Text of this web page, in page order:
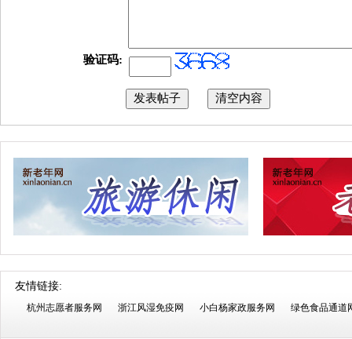
验证码:
友情链接:
杭州志愿者服务网 浙江风湿免疫网 小白杨家政服务网 绿色食品通道